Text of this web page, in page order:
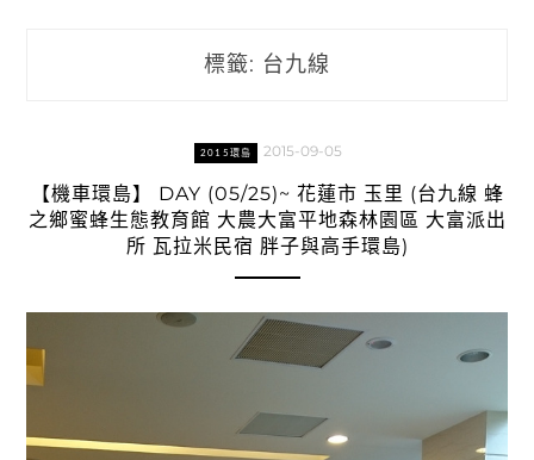
標籤: 台九線
2015環島 2015-09-05
【機車環島】 DAY (05/25)~ 花蓮市 玉里 (台九線 蜂
之鄉蜜蜂生態教育館 大農大富平地森林園區 大富派出
所 瓦拉米民宿 胖子與高手環島)